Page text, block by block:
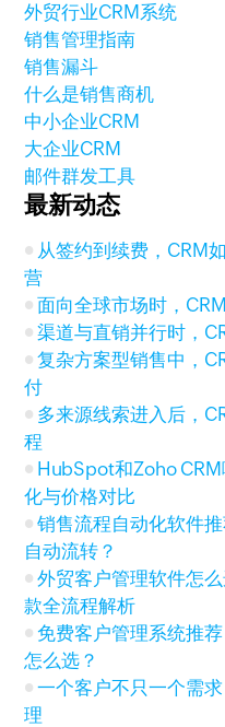
外贸行业CRM系统
销售管理指南
销售漏斗
什么是销售商机
中小企业CRM
大企业CRM
邮件群发工具
最新动态
从签约到续费，CRM
营
面向全球市场时，
渠道与直销并行时，
复杂方案型销售中，
付
多来源线索进入后，
程
HubSpot和Zoho
化与价格对比
销售流程自动化软件
自动流转？
外贸客户管理软件怎
款全流程解析
免费客户管理系统推
怎么选？
一个客户不只一个需
理